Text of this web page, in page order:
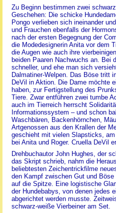
Zu Beginn bestimmen zwei
Geschehen: Die schicke
Pongo verlieben sich ineinander
und Frauchen ebenfalls der
nach der ersten Begegnung der
die Modedesignerin Anita vor dem
die Augen wie auch ihre
beiden Paaren Nachwuchs an. Bei
schneller, und ehe man sich
Dalmatiner-Welpen. Das Böse tritt
DeVil in Aktion. Die Dame möchte
haben, zur Fertigstellung des
Tiere. Zwar entführen zwei tumbe
auch im Tierreich herrscht
Informationssystem – und schon
Waschbären, Backenhörnchen,
Artgenossen aus den Krallen der
geschieht mit vielen Slapsticks,
bei Anita und Roger. Cruella DeVil
Drehbuchautor John Hughes, der
das Skript schrieb, nahm die
beliebtesten Zeichentrickfilme
den Kampf zwischen Gut und
auf die Spitze. Eine logistische
der Hundebabys, von denen jedes
abgerichtet werden musste.
schwarz-weiße Vierbeiner am Set.